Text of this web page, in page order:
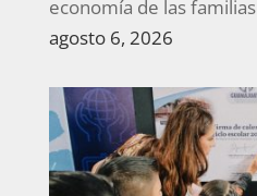
economía de las familias
agosto 6, 2026